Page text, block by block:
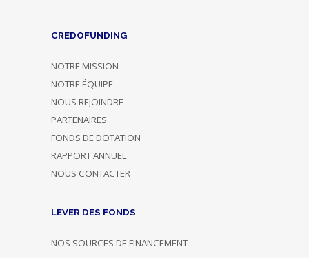
CREDOFUNDING
NOTRE MISSION
NOTRE ÉQUIPE
NOUS REJOINDRE
PARTENAIRES
FONDS DE DOTATION
RAPPORT ANNUEL
NOUS CONTACTER
LEVER DES FONDS
NOS SOURCES DE FINANCEMENT